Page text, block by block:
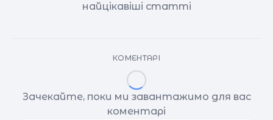
найцікавіші статті
КОМЕНТАРІ
Зачекайте, поки ми завантажимо для вас
коментарі